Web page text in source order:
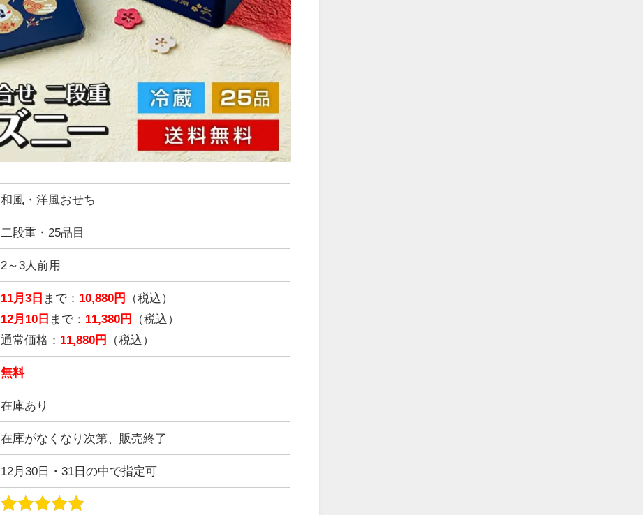
和風・洋風おせち
二段重・25品目
2～3人前用
11月3日 まで： 10,880円
（税込）
12月10日 まで： 11,380円
（税込）
通常価格： 11,880円 （税込）
無料
在庫あり
在庫がなくなり次第、販売終了
12月30日・31日の中で指定可